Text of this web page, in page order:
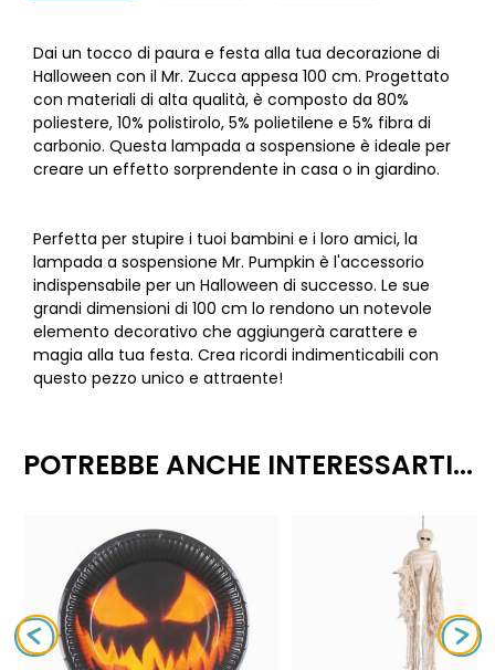
Dai un tocco di paura e festa alla tua decorazione di
Halloween con il Mr. Zucca appesa 100 cm. Progettato
con materiali di alta qualità, è composto da 80%
poliestere, 10% polistirolo, 5% polietilene e 5% fibra di
carbonio. Questa lampada a sospensione è ideale per
creare un effetto sorprendente in casa o in giardino.
Perfetta per stupire i tuoi bambini e i loro amici, la
lampada a sospensione Mr. Pumpkin è l'accessorio
indispensabile per un Halloween di successo. Le sue
grandi dimensioni di 100 cm lo rendono un notevole
elemento decorativo che aggiungerà carattere e
magia alla tua festa. Crea ricordi indimenticabili con
questo pezzo unico e attraente!
POTREBBE ANCHE INTERESSARTI...